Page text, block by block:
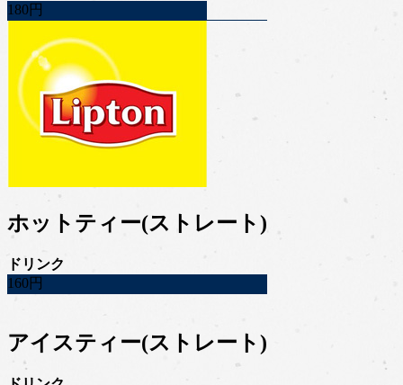
180円
ホットティー(ストレート)
ドリンク
160円
アイスティー(ストレート)